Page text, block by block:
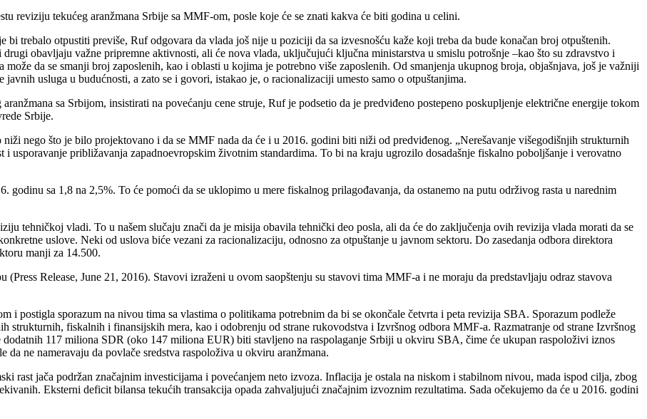
reviziju tekućeg aranžmana Srbije sa MMF-om, posle koje će se znati kakva će biti godina u celini.
trebalo otpustiti previše, Ruf odgovara da vlada još nije u poziciji da sa izvesnošću kaže koji treba da bude konačan broj otpuštenih.
obavljaju važne pripremne aktivnosti, ali će nova vlada, uključujući ključna ministarstva u smislu potrošnje –kao što su zdravstvo i
da se smanji broj zaposlenih, kao i oblasti u kojima je potrebno više zaposlenih. Od smanjenja ukupnog broja, objašnjava, još je važniji
javnih usluga u budućnosti, a zato se i govori, istakao je, o racionalizaciji umesto samo o otpuštanjima.
sa Srbijom, insistirati na povećanju cene struje, Ruf je podsetio da je predviđeno postepeno poskupljenje električne energije tokom
Srbije.
nego što je bilo projektovano i da se MMF nada da će i u 2016. godini biti niži od predviđenog. „Nerešavanje višegodišnjih strukturnih
usporavanje približavanja zapadnoevropskim životnim standardima. To bi na kraju ugrozilo dosadašnje fiskalno poboljšanje i verovatno
godinu sa 1,8 na 2,5%. To će pomoći da se uklopimo u mere fiskalnog prilagođavanja, da ostanemo na putu održivog rasta u narednim
tehničkoj vladi. To u našem slučaju znači da je misija obavila tehnički deo posla, ali da će do zaključenja ovih revizija vlada morati da se
uslove. Neki od uslova biće vezani za racionalizaciju, odnosno za otpuštanje u javnom sektoru. Do zasedanja odbora direktora
manji za 14.500.
(Press Release, June 21, 2016). Stavovi izraženi u ovom saopštenju su stavovi tima MMF-a i ne moraju da predstavljaju odraz stavova
i postigla sporazum na nivou tima sa vlastima o politikama potrebnim da bi se okončale četvrta i peta revizija SBA. Sporazum podleže
strukturnih, fiskalnih i finansijskih mera, kao i odobrenju od strane rukovodstva i Izvršnog odbora MMF-a. Razmatranje od strane Izvršnog
117 miliona SDR (oko 147 miliona EUR) biti stavljeno na raspolaganje Srbiji u okviru SBA, čime će ukupan raspoloživi iznos
ne nameravaju da povlače sredstva raspoloživa u okviru aranžmana.
rast jača podržan značajnim investicijama i povećanjem neto izvoza. Inflacija je ostala na niskom i stabilnom nivou, mada ispod cilja, zbog
Eksterni deficit bilansa tekućih transakcija opada zahvaljujući značajnim izvoznim rezultatima. Sada očekujemo da će u 2016. godini